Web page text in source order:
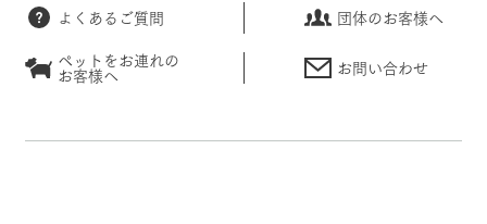
よくあるご質問
団体のお客様へ
ペットをお連れの
お客様へ お問い合わせ